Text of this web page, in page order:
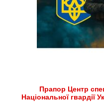
Прапор Центр
Національної гвардії